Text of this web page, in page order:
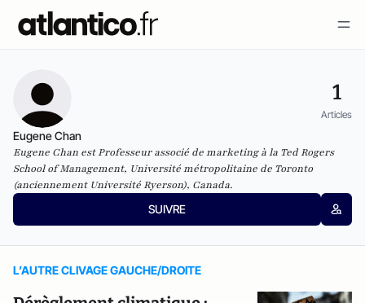
1
Articles
Eugene Chan
Eugene Chan est Professeur associé de marketing à la Ted Rogers
School of Management, Université métropolitaine de Toronto
(anciennement Université Ryerson), Canada.
SUIVRE
L’AUTRE CLIVAGE GAUCHE/DROITE